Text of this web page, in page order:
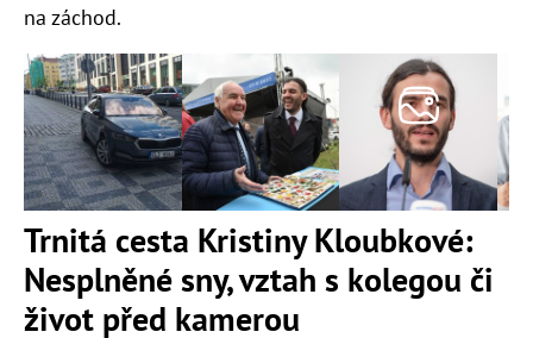
na záchod.
Trnitá cesta Kristiny Kloubkové:
Nesplněné sny, vztah s kolegou či
život před kamerou